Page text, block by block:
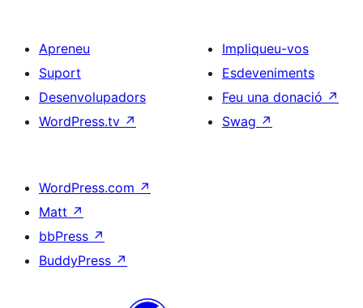
Apreneu
Suport
Desenvolupadors
WordPress.tv ↗
Impliqueu-vos
Esdeveniments
Feu una donació ↗
Swag ↗
WordPress.com ↗
Matt ↗
bbPress ↗
BuddyPress ↗